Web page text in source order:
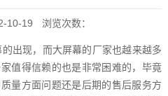
10-19 浏览次数：
出现，而大屏幕的厂家也越来越多
值得信赖的也是非常困难的，毕竟
量方面问题还是后期的售后服务方